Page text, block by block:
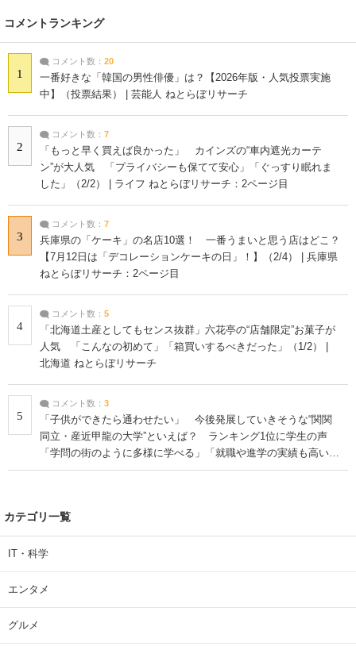
コメントランキング
1
コメント数： 20
一番好きな「韓国の男性俳優」は？【2026年版・人気投票実施
中】（投票結果） | 芸能人 ねとらぼリサーチ
2
コメント数： 7
「もっと早く買えば良かった」 カインズの“車内遮光カーテ
ン”が大人気 「プライバシーも保てて安心」「ぐっすり眠れま
した」（2/2） | ライフ ねとらぼリサーチ：2ページ目
3
コメント数： 7
兵庫県の「ケーキ」の名店10選！ 一番うまいと思う店はどこ？
【7月12日は「デコレーションケーキの日」！】（2/4） | 兵庫県
ねとらぼリサーチ：2ページ目
4
コメント数： 5
「北海道土産としてもセンス抜群」六花亭の“店舗限定”お菓子が
人気 「こんなの初めて」「箱買いするべきだった」（1/2） |
北海道 ねとらぼリサーチ
5
コメント数： 3
「子供ができたら通わせたい」 今後発展していきそうな“関関
同立・産近甲龍の大学”といえば？ ランキング1位に学生の声
「学問の街のように多様に学べる」「就職や進学の実績も高い」
| 大学 ねとらぼリサーチ
カテゴリ一覧
IT・科学
エンタメ
グルメ